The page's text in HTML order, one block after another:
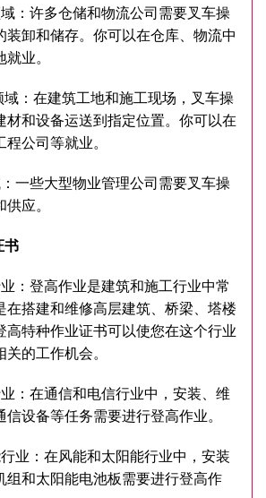
：许多仓储和物流公司需要叉车操
装卸和储存。你可以在仓库、物流中
业。
域：在建筑工地和施工现场，叉车操
材和设备运送到指定位置。你可以在
公司等就业。
一些大型物业管理公司需要叉车操
应。
书
：登高作业是建筑和施工行业中常
在搭建和维修高层建筑、桥梁、塔楼
高特种作业证书可以使您在这个行业
的工作机会。
：在通信和电信行业中，安装、维
设备等任务需要进行登高作业。
业：在风能和太阳能行业中，安装
组和太阳能电池板需要进行登高作